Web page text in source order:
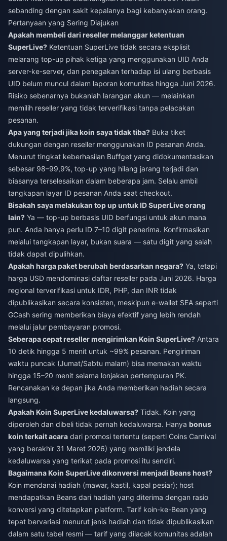
sebanding dengan sakit kepalanya bagi kebanyakan orang.
Pertanyaan yang Sering Diajukan
Apakah membeli dari reseller melanggar ketentuan
SuperLive? Ketentuan SuperLive tidak secara eksplisit
melarang top-up pihak ketiga yang menggunakan UID Anda
server-ke-server, dan penegakan terhadap isi ulang berbasis
UID belum muncul dalam laporan komunitas hingga Juni 2026.
Risiko sebenarnya bukanlah larangan akun — melainkan
memilih reseller yang tidak terverifikasi tanpa pelacakan
pesanan.
Apa yang terjadi jika koin saya tidak tiba? Buka tiket
dukungan dengan reseller menggunakan ID pesanan Anda.
Menurut tingkat keberhasilan Buffget yang didokumentasikan
sebesar 98–99,9%, top-up yang hilang jarang terjadi dan
biasanya terselesaikan dalam beberapa jam. Selalu ambil
tangkapan layar ID pesanan Anda saat checkout.
Bisakah saya melakukan top up untuk ID SuperLive orang
lain? Ya — top-up berbasis UID berfungsi untuk akun mana
pun. Anda hanya perlu ID 7–10 digit penerima. Konfirmasikan
melalui tangkapan layar, bukan suara — satu digit yang salah
tidak dapat dipulihkan.
Apakah harga paket berubah berdasarkan negara? Ya, tetapi
harga USD mendominasi daftar reseller pada Juni 2026. Harga
regional terverifikasi untuk IDR, PHP, dan INR tidak
dipublikasikan secara konsisten, meskipun e-wallet SEA seperti
GCash sering memberikan biaya efektif yang lebih rendah
melalui jalur pembayaran promosi.
Seberapa cepat reseller mengirimkan Koin SuperLive? Antara
10 detik hingga 5 menit untuk ~99% pesanan. Pengiriman
waktu puncak (Jumat/Sabtu malam) bisa memakan waktu
hingga 15–20 menit selama lonjakan pertempuran PK.
Rencanakan ke depan jika Anda memberikan hadiah secara
langsung.
Apakah Koin SuperLive kedaluwarsa? Tidak. Koin yang
diperoleh dan dibeli tidak pernah kedaluwarsa. Hanya bonus
koin terkait acara dari promosi tertentu (seperti Coins Carnival
yang berakhir 31 Maret 2026) yang memiliki jendela
kedaluwarsa yang terikat pada promosi itu sendiri.
Bagaimana Koin SuperLive dikonversi menjadi Beans host?
Koin mendanai hadiah (mawar, kastil, kapal pesiar); host
mendapatkan Beans dari hadiah yang diterima dengan rasio
konversi yang ditetapkan platform. Tarif koin-ke-Bean yang
tepat bervariasi menurut jenis hadiah dan tidak dipublikasikan
dalam satu tabel resmi — tarif yang dilacak komunitas adalah